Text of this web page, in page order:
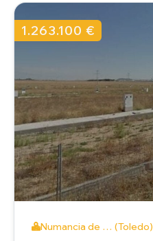
1.263.100 €
Numancia de … (Toledo)